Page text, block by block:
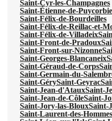
Saint-Cyr-les-Champagnes
Saint-Étienne-de-
Saint-Félix-de-Bourdeilles
Saint-Félix-de-Reillac-et-
Saint-Félix-de-Villadeix
Saint-Front-de-Pradoux
Saint-Front-sur-Nizonne
Saint-Georges-Blancaneix
Saint-Géraud-de-Corps
Saint-Germain-du-
Saint-GérySaint-Geyrac
Saint-Jean-d'AtauxSaint-
Saint-Jean-de-CôleSaint-
Saint-Jory-las-BlouxSaint-
Saint-Laurent-des-Hommes